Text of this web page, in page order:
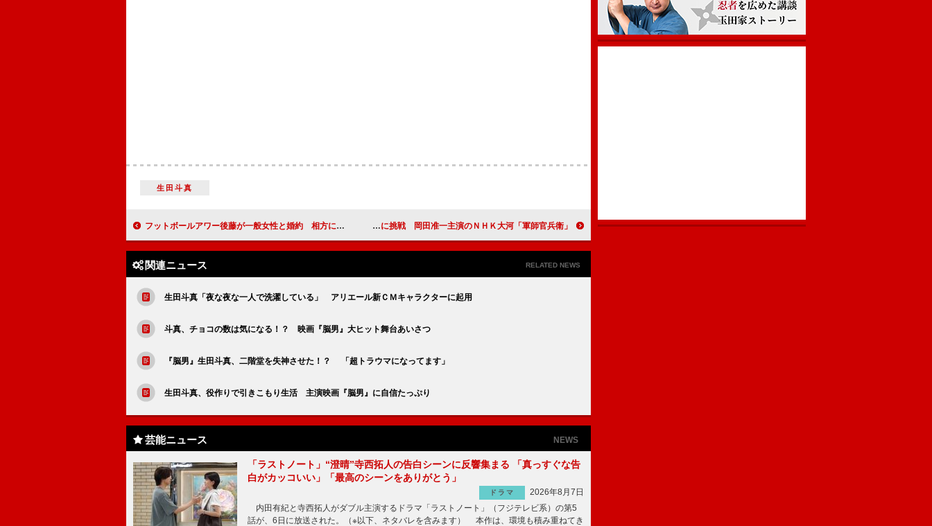
生田斗真
フットボールアワー後藤が一般女性と婚約 相方に「岩尾さん、申し訳ございません」 竹中直人が二度目の豊臣秀吉役に挑戦 岡田准一主演のＮＨＫ大河「軍師官兵衛」
関連ニュース RELATED NEWS
生田斗真「夜な夜な一人で洗濯している」 アリエール新ＣＭキャラクターに起用
斗真、チョコの数は気になる！？ 映画『脳男』大ヒット舞台あいさつ
『脳男』生田斗真、二階堂を失神させた！？ 「超トラウマになってます」
生田斗真、役作りで引きこもり生活 主演映画『脳男』に自信たっぷり
芸能ニュース NEWS
「ラストノート」“澄晴”寺西拓人の告白シーンに反響集まる 「真っすぐな告
白がカッコいい」「最高のシーンをありがとう」
ドラマ
2026年8月7日
内田有紀と寺西拓人がダブル主演するドラマ「ラストノート」（フジテレビ系）の第5
話が、6日に放送された。（※以下、ネタバレを含みます） 本作は、環境も積み重ねてき